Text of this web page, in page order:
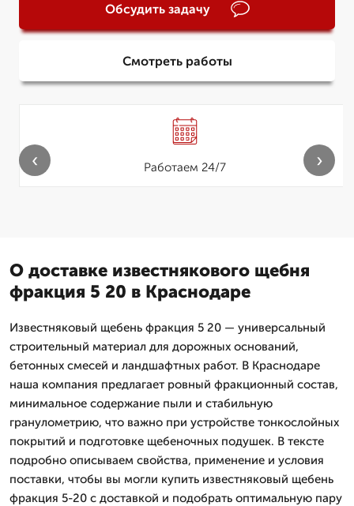
Обсудить задачу
Смотреть работы
Работаем 24/7
‹ ›
О доставке известнякового щебня
фракция 5 20 в Краснодаре
Известняковый щебень фракция 5 20 — универсальный
строительный материал для дорожных оснований,
бетонных смесей и ландшафтных работ. В Краснодаре
наша компания предлагает ровный фракционный состав,
минимальное содержание пыли и стабильную
гранулометрию, что важно при устройстве тонкослойных
покрытий и подготовке щебеночных подушек. В тексте
подробно описываем свойства, применение и условия
поставки, чтобы вы могли купить известняковый щебень
фракция 5-20 с доставкой и подобрать оптимальную пару